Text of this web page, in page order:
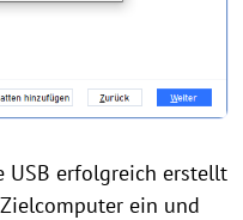
USB erfolgreich erstellt
ein und